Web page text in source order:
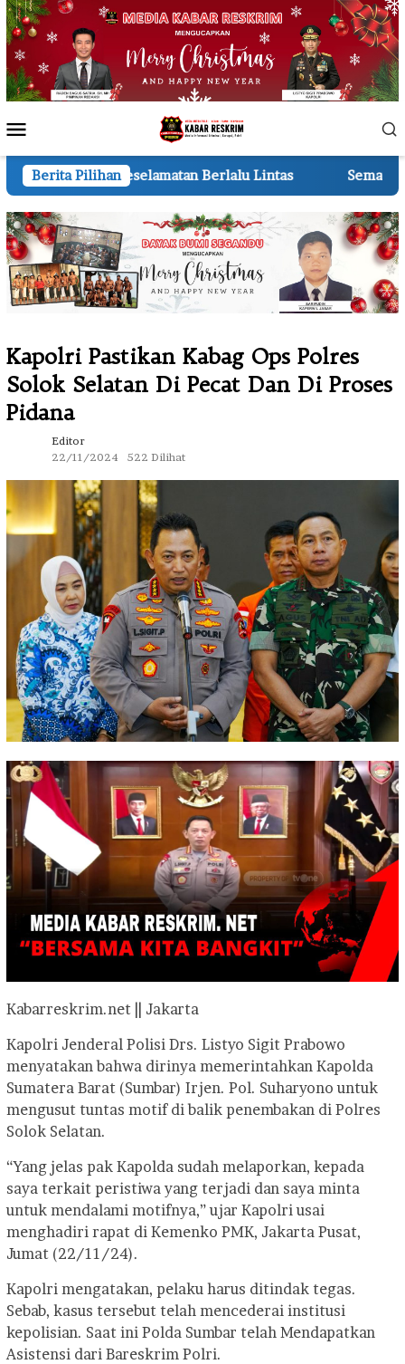
Loncat
ke
konten
Mobile
Berita Pilihan
Berlalu Lintas Semarak HUT ke-81 RI 210 Regu
Kapolri Pastikan Kabag Ops Polres
Solok Selatan Di Pecat Dan Di Proses
Pidana
Editor
22/11/2024
522 Dilihat
Kabarreskrim.net || Jakarta
Kapolri Jenderal Polisi Drs. Listyo Sigit Prabowo
menyatakan bahwa dirinya memerintahkan Kapolda
Sumatera Barat (Sumbar) Irjen. Pol. Suharyono untuk
mengusut tuntas motif di balik penembakan di Polres
Solok Selatan.
“Yang jelas pak Kapolda sudah melaporkan, kepada
saya terkait peristiwa yang terjadi dan saya minta
untuk mendalami motifnya,” ujar Kapolri usai
menghadiri rapat di Kemenko PMK, Jakarta Pusat,
Jumat (22/11/24).
Kapolri mengatakan, pelaku harus ditindak tegas.
Sebab, kasus tersebut telah mencederai institusi
kepolisian. Saat ini Polda Sumbar telah Mendapatkan
Asistensi dari Bareskrim Polri.